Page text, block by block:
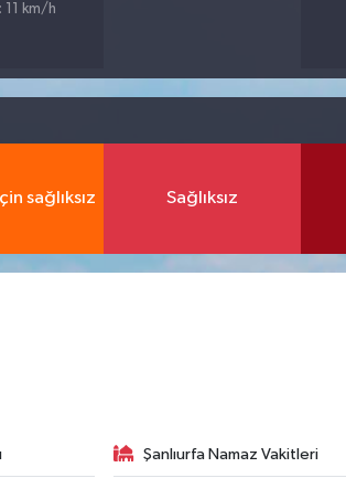
11 km/h
sağlıksız Sağlıksız
Şanlıurfa Namaz Vakitleri